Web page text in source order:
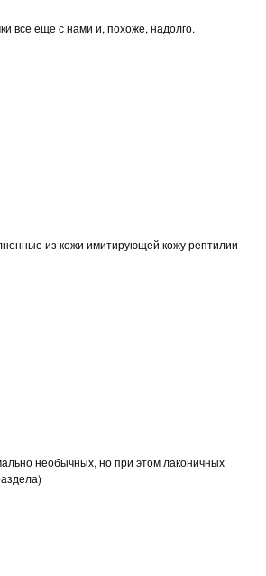
еще с нами и, похоже, надолго.
из кожи имитирующей кожу рептилии
необычных, но при этом лаконичных